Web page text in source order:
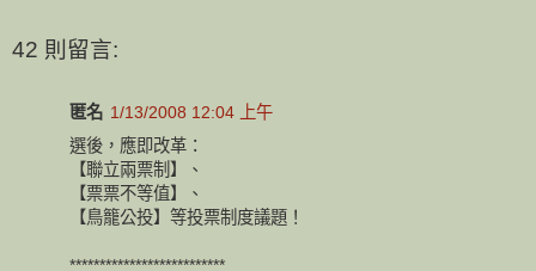
42 則留言:
匿名 1/13/2008 12:04 上午
選後，應即改革：
【聯立兩票制】、
【票票不等值】、
【鳥籠公投】等投票制度議題！
**************************